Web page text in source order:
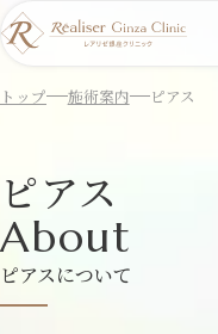
トップ 施術案内 ピアス
ピアス
About
ピアスについて